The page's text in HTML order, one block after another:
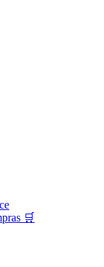
🛒